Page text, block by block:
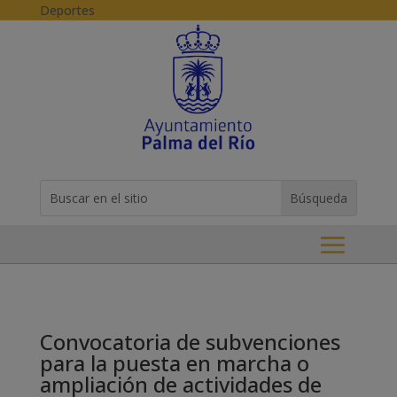
Skip to content
Deportes
for...
Convocatoria de subvenciones
para la puesta en marcha o
ampliación de actividades de